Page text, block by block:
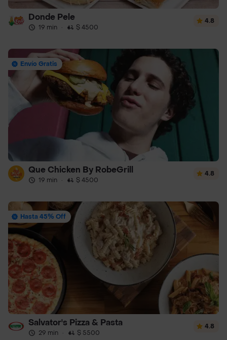
Donde Pele
19 min · $ 4500
4.8
Envío Gratis
Que Chicken By RobeGrill
19 min · $ 4500
4.8
Hasta 45% Off
Salvator's Pizza & Pasta
29 min · $ 5500
4.8